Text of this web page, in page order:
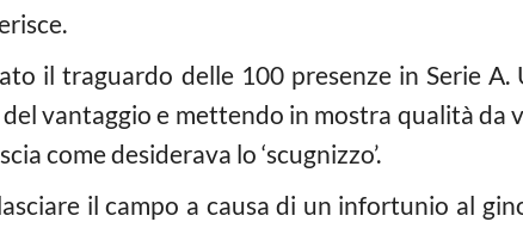
il traguardo delle 100 presenze in Serie
vantaggio e mettendo in mostra qualità da
come desiderava lo ‘scugnizzo’.
il campo a causa di un infortunio al